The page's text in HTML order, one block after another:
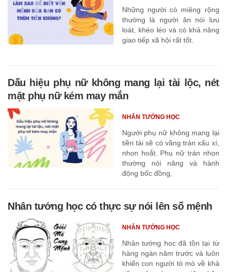
Những người có miệng rộng
thường là người ăn nói lưu
loát, khéo léo và có khả năng
giao tiếp xã hội rất tốt.
Dấu hiệu phụ nữ không mang lại tài lộc, nét
mặt phụ nữ kém may mắn
Người phụ nữ không mang lại
tiền tài sẽ có vầng trán xấu xí,
nhọn hoắt. Phụ nữ trán nhọn
thường nói năng và hành
động bốc đồng,
NHÂN TƯỚNG HỌC
Nhân tướng học có thực sự nói lên số mệnh
Nhân tướng học đã tồn tại từ
hàng ngàn năm trước và luôn
khiến con người tò mò về khả
NHÂN TƯỚNG HỌC